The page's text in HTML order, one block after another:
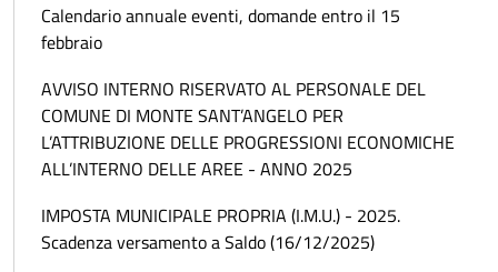
Calendario annuale eventi, domande entro il 15
febbraio
AVVISO INTERNO RISERVATO AL PERSONALE DEL
COMUNE DI MONTE SANT’ANGELO PER
L’ATTRIBUZIONE DELLE PROGRESSIONI ECONOMICHE
ALL’INTERNO DELLE AREE - ANNO 2025
IMPOSTA MUNICIPALE PROPRIA (I.M.U.) - 2025.
Scadenza versamento a Saldo (16/12/2025)